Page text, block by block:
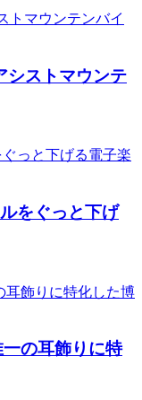
シストマウンテ
をぐっと下げ
の耳飾りに特